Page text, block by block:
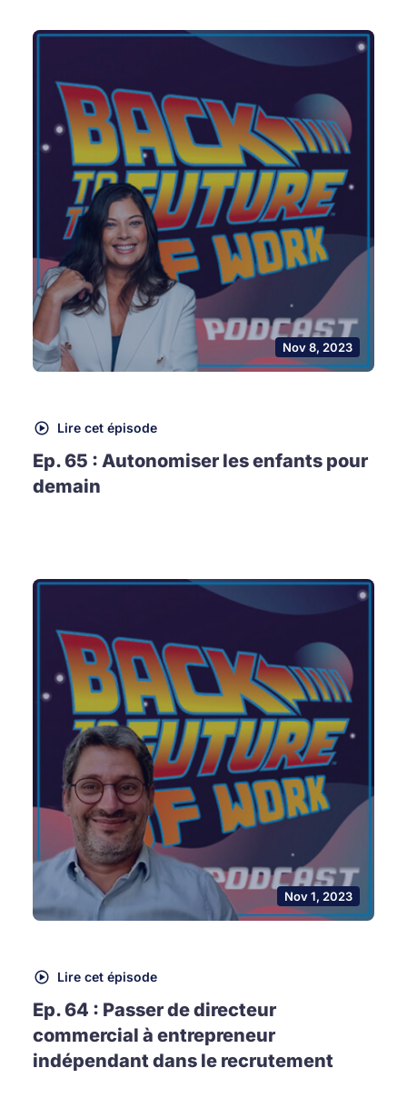
Nov 8, 2023
Lire cet épisode
Ep. 65 : Autonomiser les enfants pour
demain
Nov 1, 2023
Lire cet épisode
Ep. 64 : Passer de directeur
commercial à entrepreneur
indépendant dans le recrutement